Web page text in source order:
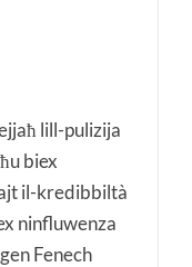
lill-pulizija
biex
il-kredibbiltà
ninfluwenza
Fenech